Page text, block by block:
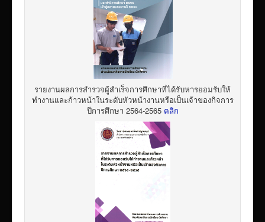
รายงานผลการสำรวจผู้สำเร็จการศึกษาที่ได้รับหารยอมรับให้
ทำงานและก้าวหน้าในระดับหัวหน้างานหรือเป็นเจ้าของกิจการ
ปีการศึกษา 2564-2565 คลิก